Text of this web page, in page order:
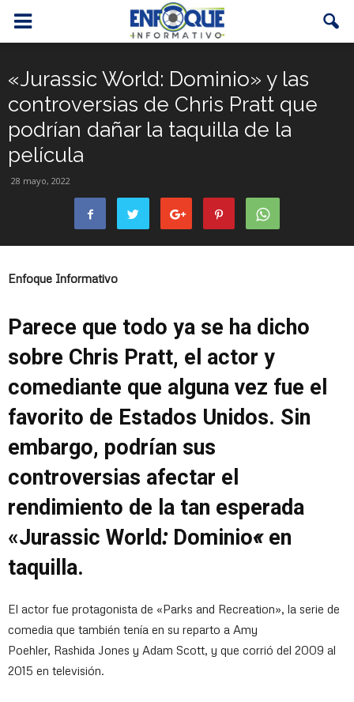
«Jurassic World: Dominio» y las
controversias de Chris Pratt que
podrían dañar la taquilla de la
película
28 mayo, 2022
Enfoque Informativo
Parece que todo ya se ha dicho
sobre Chris Pratt, el actor y
comediante que alguna vez fue el
favorito de Estados Unidos. Sin
embargo, podrían sus
controversias afectar el
rendimiento de la tan esperada
«Jurassic World: Dominio«en
taquilla.
El actor fue protagonista de «Parks and Recreation», la serie de
comedia que también tenía en su reparto a Amy
Poehler, Rashida Jones y Adam Scott, y que corrió del 2009 al
2015 en televisión.